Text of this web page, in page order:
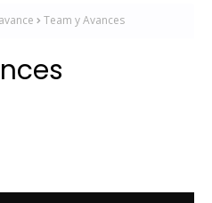
Team y Avances